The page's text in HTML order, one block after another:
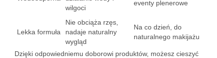
wilgoci
eventy plenerowe
Lekka formuła
Nie obciąża rzęs,
nadaje naturalny
wygląd
Na co dzień, do
naturalnego makijażu
Dzięki odpowiedniemu doborowi produktów, możesz cieszyć